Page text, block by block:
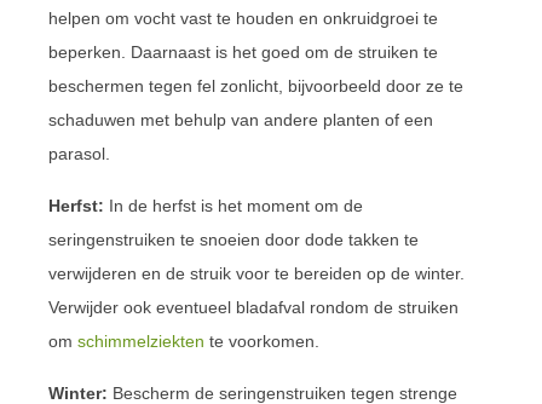
helpen om vocht vast te houden en onkruidgroei te
beperken. Daarnaast is het goed om de struiken te
beschermen tegen fel zonlicht, bijvoorbeeld door ze te
schaduwen met behulp van andere planten of een
parasol.
Herfst: In de herfst is het moment om de
seringenstruiken te snoeien door dode takken te
verwijderen en de struik voor te bereiden op de winter.
Verwijder ook eventueel bladafval rondom de struiken
om schimmelziekten te voorkomen.
Winter: Bescherm de seringenstruiken tegen strenge